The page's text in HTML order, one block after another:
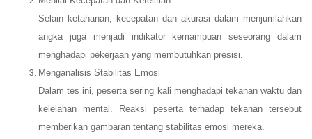
Selain ketahanan, kecepatan dan akurasi dalam menjumlahkan
angka juga menjadi indikator kemampuan seseorang dalam
menghadapi pekerjaan yang membutuhkan presisi.
Menganalisis Stabilitas Emosi
Dalam tes ini, peserta sering kali menghadapi tekanan waktu dan
kelelahan mental. Reaksi peserta terhadap tekanan tersebut
memberikan gambaran tentang stabilitas emosi mereka.